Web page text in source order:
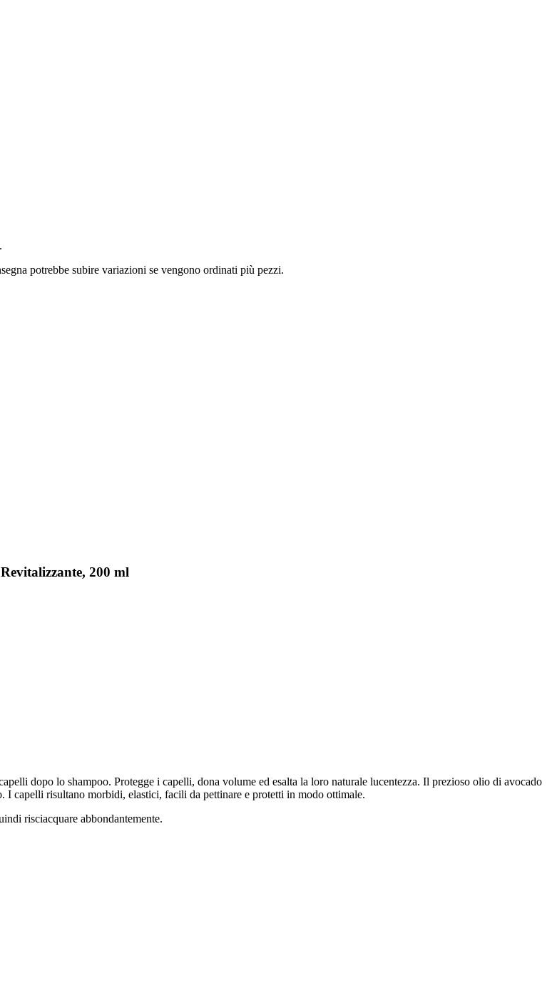
.
potrebbe subire variazioni se vengono ordinati più pezzi.
200 ml
dopo lo shampoo. Protegge i capelli, dona volume ed esalta la loro naturale lucentezza. Il prezioso olio di avocado
capelli risultano morbidi, elastici, facili da pettinare e protetti in modo ottimale.
risciacquare abbondantemente.